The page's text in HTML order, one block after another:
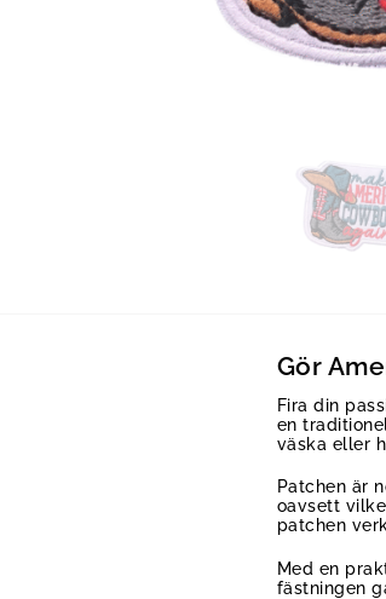
Gör
Fira din
en
väska eller
Patchen är
oavsett
patchen
Med en
fästningen